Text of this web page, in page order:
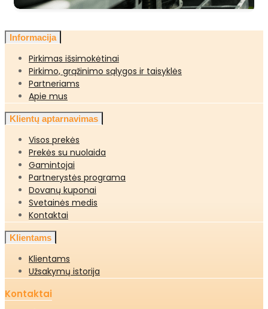
Informacija
Pirkimas išsimokėtinai
Pirkimo, grąžinimo sąlygos ir taisyklės
Partneriams
Apie mus
Klientų aptarnavimas
Visos prekės
Prekės su nuolaida
Gamintojai
Partnerystės programa
Dovanų kuponai
Svetainės medis
Kontaktai
Klientams
Klientams
Užsakymų istorija
Kontaktai